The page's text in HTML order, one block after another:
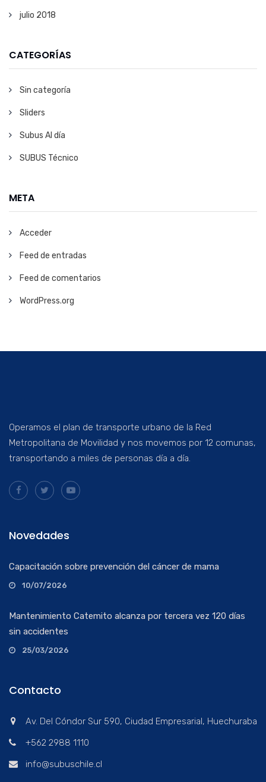
julio 2018
CATEGORÍAS
Sin categoría
Sliders
Subus Al día
SUBUS Técnico
META
Acceder
Feed de entradas
Feed de comentarios
WordPress.org
Operamos el plan de transporte urbano de la Red
Metropolitana de Movilidad y nos movemos por 12 comunas,
transportando a miles de personas día a día.
Novedades
Capacitación sobre prevención del cáncer de mama
10/07/2026
Mantenimiento Catemito alcanza por tercera vez 120 días
sin accidentes
25/03/2026
Contacto
Av. Del Cóndor Sur 590, Ciudad Empresarial, Huechuraba
+562 2988 1110
info@subuschile.cl